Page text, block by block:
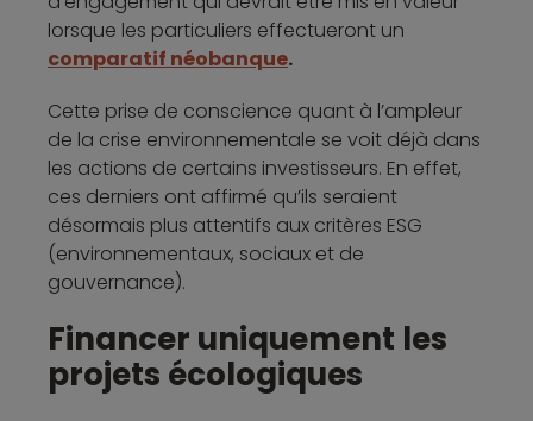
lorsque les particuliers effectueront un
comparatif néobanque.
Cette prise de conscience quant à l’ampleur
de la crise environnementale se voit déjà dans
les actions de certains investisseurs. En effet,
ces derniers ont affirmé qu’ils seraient
désormais plus attentifs aux critères ESG
(environnementaux, sociaux et de
gouvernance).
Financer uniquement les
projets écologiques